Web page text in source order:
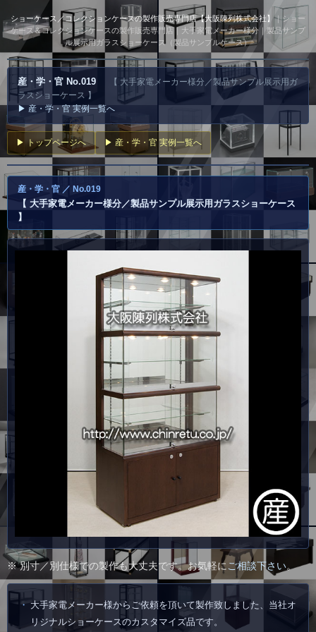
ショーケース／コレクションケースの製作販売専門店【大阪陳列株式会社】｜ショー
ケース＆コレクションケースの製作販売専門店｜大手家電メーカー様分｜製品サンプ
ル展示用ガラスショーケース（製品サンプルケース）
産・学・官 No.019
【 大手家電メーカー様分／製品サンプル展示用ガ
ラスショーケース 】
▶ 産・学・官 実例一覧へ
▶ トップページへ ▶ 産・学・官 実例一覧へ
産・学・官 ／ No.019
【 大手家電メーカー様分／製品サンプル展示用ガラスショーケース
】
※ 別寸／別仕様での製作も大丈夫です。お気軽に ご相談下さい。
大手家電メーカー様からご依頼を頂いて製作致しました、当社オ
リジナルショーケースのカスタマイズ品です。